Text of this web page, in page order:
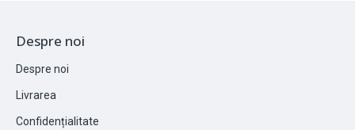
Despre noi
Despre noi
Livrarea
Confidențialitate